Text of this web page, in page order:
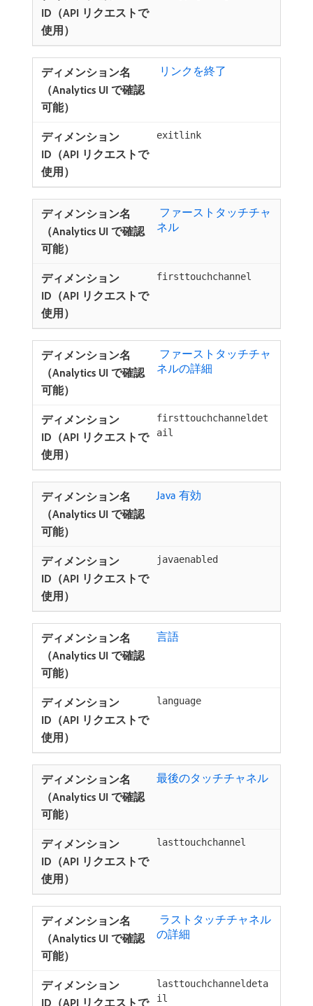
​ リンクを終了
exitlink
​ ファーストタッチチャ
ネル ​
firsttouchchannel
​ ファーストタッチチャ
ネルの詳細
firsttouchchanneldet
ail
Java 有効
javaenabled
言語
language
最後のタッチチャネル ​
lasttouchchannel
​ ラストタッチチャネル
の詳細
lasttouchchanneldeta
il